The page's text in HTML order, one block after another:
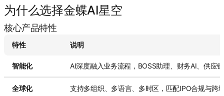
为什么选择金蝶AI星空
核心产品特性
特性 说明
智能化 AI深度融入业务流程，BOSS助理、财务AI、供应
全球化 支持多组织、多语言、多时区，匹配IPO合规与跨